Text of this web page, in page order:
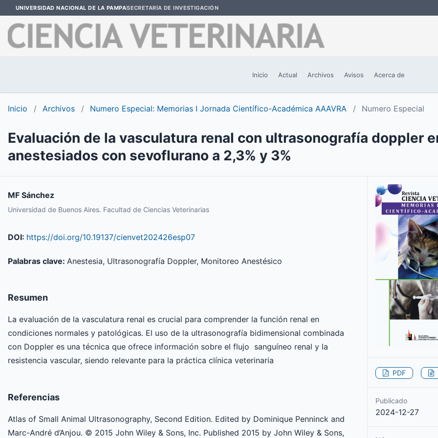
UNIVERSIDAD NACIONAL DE LA PAMPASECRETARÍA DE INVESTIGACIÓN
Inicio Actual Archivos Avisos Acerca de
Inicio / Archivos / Numero Especial: Memorias I Jornada Científico-Académica AAAVRA / Numero Especial
Evaluación de la vasculatura renal con ultrasonografía doppler
anestesiados con sevoflurano a 2,3% y 3%
MF Sánchez
Universidad de Buenos Aires. Facultad de Ciencias Veterinarias
DOI: https://doi.org/10.19137/cienvet202426esp07
Palabras clave: Anestesia, Ultrasonografía Doppler, Monitoreo Anestésico
Resumen
La evaluación de la vasculatura renal es crucial para comprender la función renal en
condiciones normales y patológicas. El uso de la ultrasonografía bidimensional combinada
con Doppler es una técnica que ofrece información sobre el flujo sanguíneo renal y la
resistencia vascular, siendo relevante para la práctica clínica veterinaria
Referencias
Atlas of Small Animal Ultrasonography, Second Edition. Edited by Dominique Penninck and
Marc-André d’Anjou. © 2015 John Wiley & Sons, Inc. Published 2015 by John Wiley & Sons,
PDF
Publicado
2024-12-27